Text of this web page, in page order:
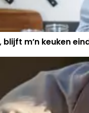
m’n keuken